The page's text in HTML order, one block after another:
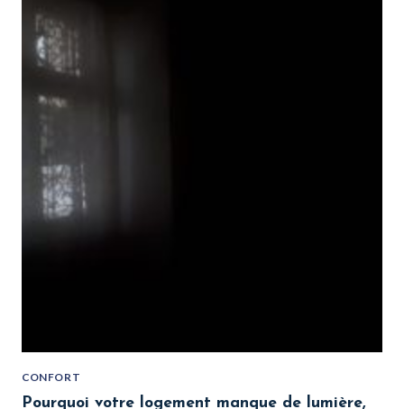
CONFORT
Pourquoi votre logement manque de lumière,